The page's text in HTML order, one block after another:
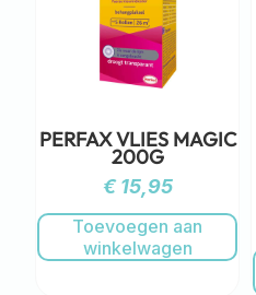
PERFAX VLIES MAGIC
200G
€15,95
Toevoegen aan
winkelwagen